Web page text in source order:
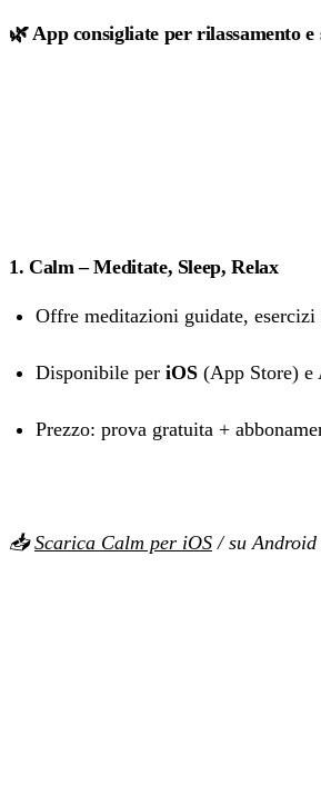
🌿 App consigliate per rilassamento e
1. Calm – Meditate, Sleep, Relax
Offre meditazioni guidate,
Disponibile per iOS (App Store) e
Prezzo: prova gratuita +
📥 Scarica Calm per iOS / su